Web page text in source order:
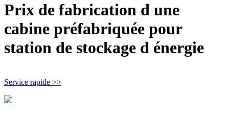
Prix de fabrication d une
cabine préfabriquée pour
station de stockage d énergie
Service rapide >>